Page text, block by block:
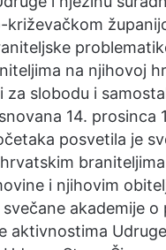
križevačkom
na njihovoj
za slobodu i
14. prosinca
posvetila je
i njihovim
akademije o
aktivnostima